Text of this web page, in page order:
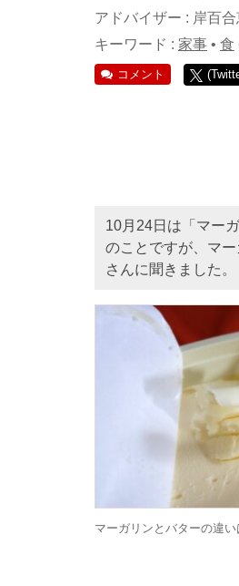
アドバイザー : 岸百合
キーワード : 家事 • 食
コメント
10月24日は「マー
のことですが、マ
さんに聞きました。
マーガリンとバターの違い